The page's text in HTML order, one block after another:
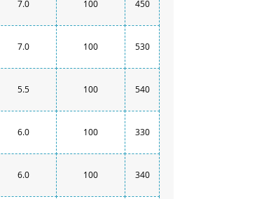
7.0 100 450
7.0 100 530
5.5 100 540
6.0 100 330
6.0 100 340